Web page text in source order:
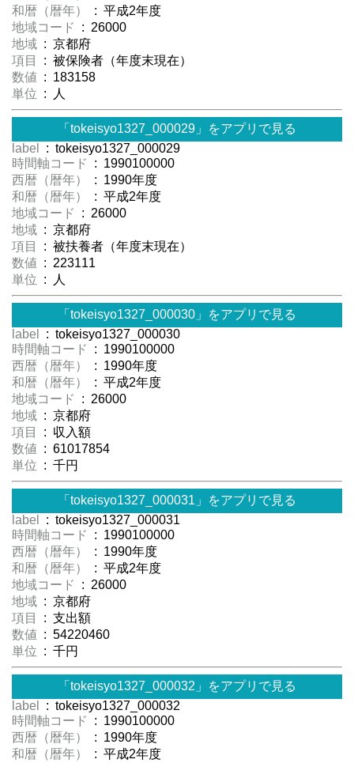
和暦（暦年）
: 平成2年度
地域コード
: 26000
地域 : 京都府
項目
: 被保険者（年度末現在）
数値 : 183158
単位 : 人
「tokeisyo1327_000029」をアプリで見る
label
: tokeisyo1327_000029
時間軸コード
: 1990100000
西暦（暦年）
: 1990年度
和暦（暦年）
: 平成2年度
地域コード
: 26000
地域 : 京都府
項目
: 被扶養者（年度末現在）
数値 : 223111
単位 : 人
「tokeisyo1327_000030」をアプリで見る
label
: tokeisyo1327_000030
時間軸コード
: 1990100000
西暦（暦年）
: 1990年度
和暦（暦年）
: 平成2年度
地域コード
: 26000
地域 : 京都府
項目
: 収入額
数値 : 61017854
単位 : 千円
「tokeisyo1327_000031」をアプリで見る
label
: tokeisyo1327_000031
時間軸コード
: 1990100000
西暦（暦年）
: 1990年度
和暦（暦年）
: 平成2年度
地域コード
: 26000
地域 : 京都府
項目
: 支出額
数値 : 54220460
単位 : 千円
「tokeisyo1327_000032」をアプリで見る
label
: tokeisyo1327_000032
時間軸コード
: 1990100000
西暦（暦年）
: 1990年度
和暦（暦年）
: 平成2年度